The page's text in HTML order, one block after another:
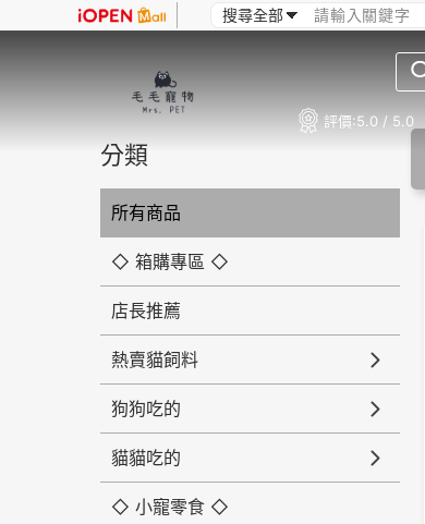
評價:5.0 / 5.0
分類
所有商品
◇ 箱購專區 ◇
店長推薦
熱賣貓飼料
狗狗吃的
貓貓吃的
◇ 小寵零食 ◇